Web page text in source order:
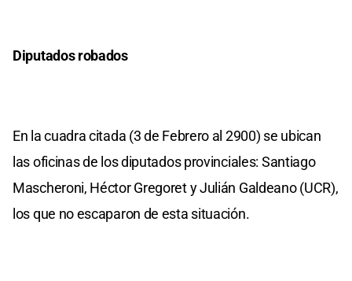
Diputados robados
En la cuadra citada (3 de Febrero al 2900) se ubican
las oficinas de los diputados provinciales: Santiago
Mascheroni, Héctor Gregoret y Julián Galdeano (UCR),
los que no escaparon de esta situación.